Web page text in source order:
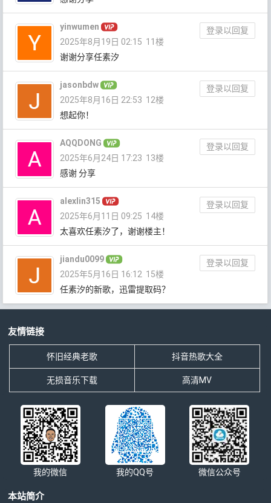
yinwumen
登录以回复
2025年8月19日 02:15 11楼
谢谢分享任素汐
jasonbdw
登录以回复
2025年8月16日 22:53 12楼
想起你！
AQQDONG
登录以回复
2025年6月24日 17:23 13楼
感谢 分享
alexlin315
登录以回复
2025年6月11日 09:25 14楼
太喜欢任素汐了，谢谢楼主！
jiandu0099
登录以回复
2025年5月16日 16:12 15楼
任素汐的新歌，迅雷提取码？
友情链接
怀旧经典老歌 抖音热歌大全
无损音乐下载 高清MV
我的微信 我的QQ号 微信公众号
本站简介